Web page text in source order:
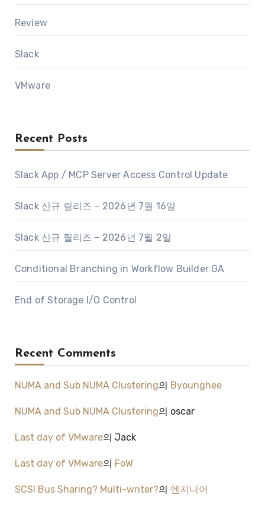
Review
Slack
VMware
Recent Posts
Slack App / MCP Server Access Control Update
Slack 신규 릴리즈 – 2026년 7월 16일
Slack 신규 릴리즈 – 2026년 7월 2일
Conditional Branching in Workflow Builder GA
End of Storage I/O Control
Recent Comments
NUMA and Sub NUMA Clustering의 Byounghee
NUMA and Sub NUMA Clustering의 oscar
Last day of VMware의 Jack
Last day of VMware의 FoW
SCSI Bus Sharing? Multi-writer?의 엔지니어